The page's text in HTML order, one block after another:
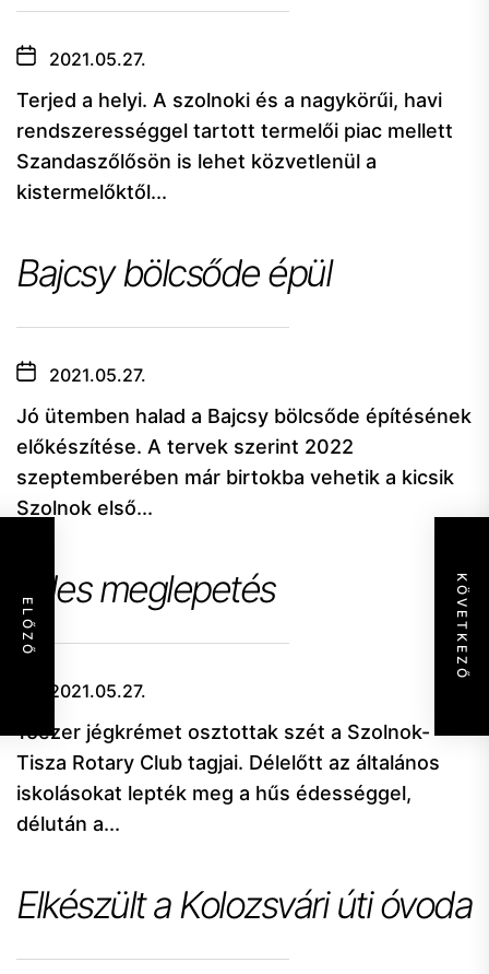
ELŐZŐ KÖVETKEZŐ
2021.05.27.
Terjed a helyi. A szolnoki és a nagykörűi, havi
rendszerességgel tartott termelői piac mellett
Szandaszőlősön is lehet közvetlenül a
kistermelőktől...
Bajcsy bölcsőde épül
2021.05.27.
Jó ütemben halad a Bajcsy bölcsőde építésének
előkészítése. A tervek szerint 2022
szeptemberében már birtokba vehetik a kicsik
Szolnok első...
Édes meglepetés
2021.05.27.
15ezer jégkrémet osztottak szét a Szolnok-
Tisza Rotary Club tagjai. Délelőtt az általános
iskolásokat lepték meg a hűs édességgel,
délután a...
Elkészült a Kolozsvári úti óvoda